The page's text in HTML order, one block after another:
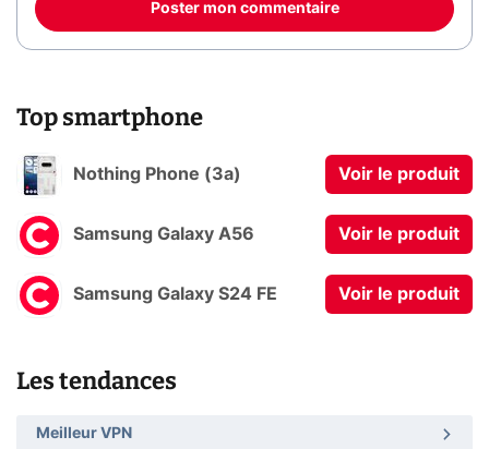
Poster mon commentaire
Top smartphone
Nothing Phone (3a) Voir le produit
Samsung Galaxy A56 Voir le produit
Samsung Galaxy S24 FE Voir le produit
Les tendances
Meilleur VPN